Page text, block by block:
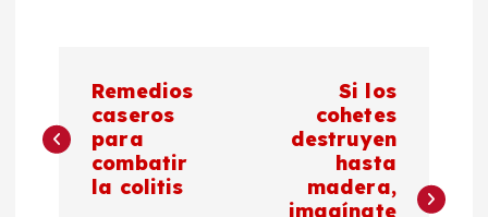
a
Remedios
caseros
para
combatir
la colitis
Si los
cohetes
destruyen
hasta
madera,
imagínate